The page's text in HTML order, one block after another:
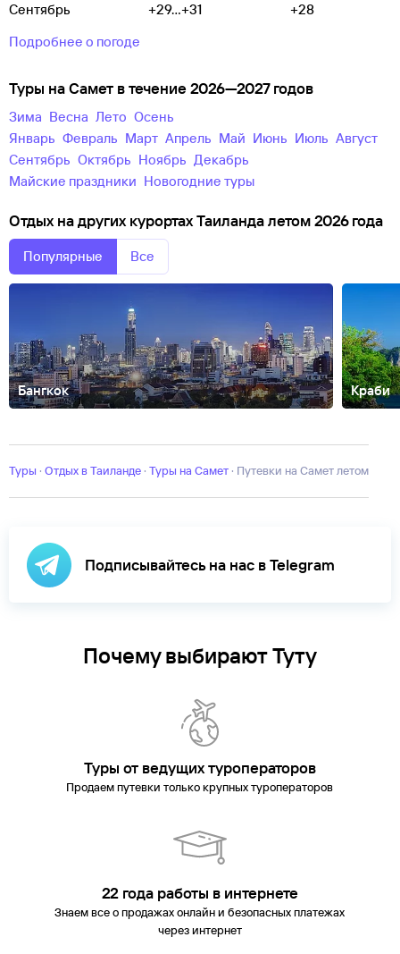
Сентябрь
+29...+31
+28
Подробнее о погоде
Туры на Самет в течение 2026—2027 годов
зима весна лето
осень
Январь
Февраль Март Апрель Май Июнь Июль
Август
Сентябрь
Октябрь Ноябрь
Декабрь
майские праздники
новогодние туры
Отдых на других курортах Таиланда летом 2026 года
Популярные Все
Бангкок Краби
ПхиРайонгРейлиСуринХуа ХинЧиангмай
Туры · Отдых в Таиланде · Туры на Самет · Путевки на Самет летом
Подписывайтесь на нас в Telegram
Почему выбирают Туту
Туры от ведущих туроператоров
Продаем путевки только крупных туроператоров
22 года работы в интернете
Знаем все о продажах онлайн и безопасных платежах
через интернет